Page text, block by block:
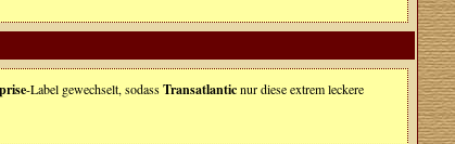
-Label gewechselt, sodassTransatlanticnur diese extrem leckere